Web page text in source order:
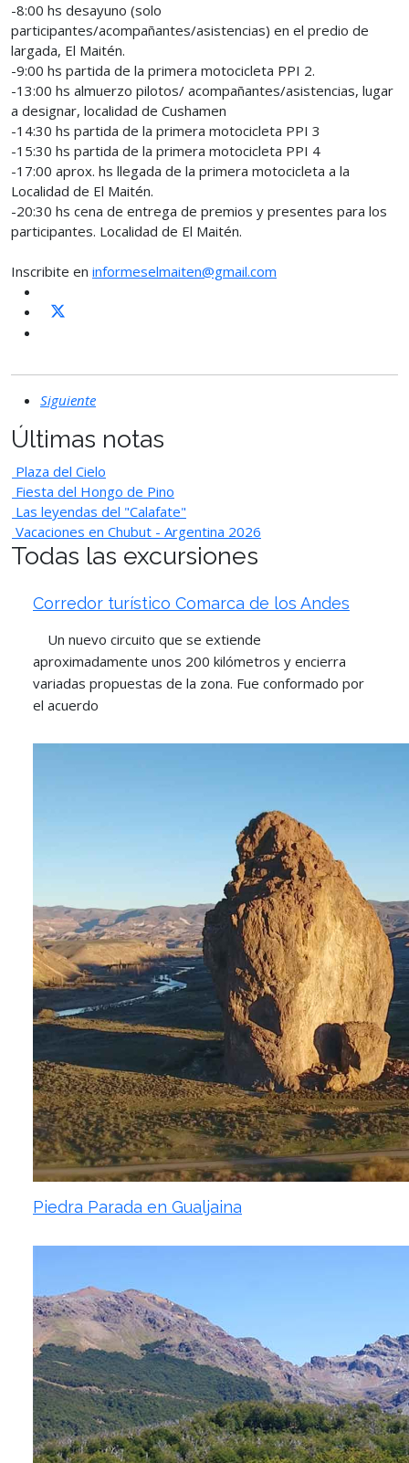
-8:00 hs desayuno (solo
participantes/acompañantes/asistencias) en el predio de
largada, El Maitén.
-9:00 hs partida de la primera motocicleta PPI 2.
-13:00 hs almuerzo pilotos/ acompañantes/asistencias, lugar
a designar, localidad de Cushamen
-14:30 hs partida de la primera motocicleta PPI 3
-15:30 hs partida de la primera motocicleta PPI 4
-17:00 aprox. hs llegada de la primera motocicleta a la
Localidad de El Maitén.
-20:30 hs cena de entrega de premios y presentes para los
participantes. Localidad de El Maitén.
Inscribite en informeselmaiten@gmail.com
Siguiente
Últimas notas
Plaza del Cielo
Fiesta del Hongo de Pino
Las leyendas del "Calafate"
Vacaciones en Chubut - Argentina 2026
Todas las excursiones
Corredor turístico Comarca de los Andes
Un nuevo circuito que se extiende
aproximadamente unos 200 kilómetros y encierra
variadas propuestas de la zona. Fue conformado por
el acuerdo
Piedra Parada en Gualjaina